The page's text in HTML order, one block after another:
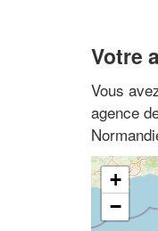
Votre
Vous
agence
+
−